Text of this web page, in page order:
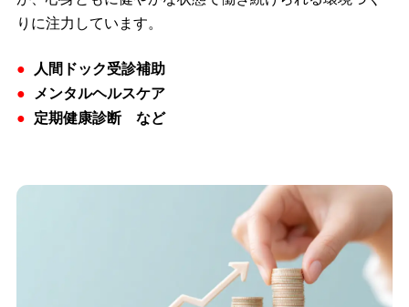
りに注力しています。
人間ドック受診補助
メンタルヘルスケア
定期健康診断 など